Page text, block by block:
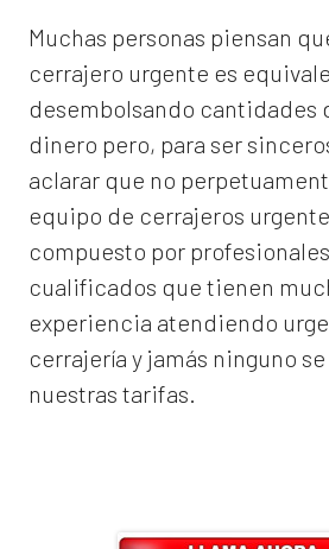
Muchas personas piensan
cerrajero urgente es
desembolsando cantidades
dinero pero, para ser
aclarar que no
equipo de cerrajeros
compuesto por
cualificados que tienen
experiencia atendiendo
cerrajería y jamás ninguno
nuestras tarifas.